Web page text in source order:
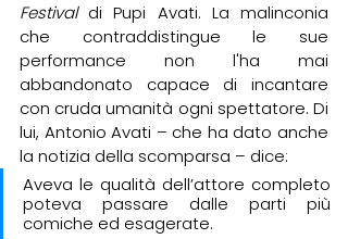
Festival di Pupi Avati. La malinconia
che contraddistingue le sue
performance non l'ha mai
abbandonato capace di incantare
con cruda umanità ogni spettatore. Di
lui, Antonio Avati – che ha dato anche
la notizia della scomparsa – dice:
Aveva le qualità dell’attore completo
poteva passare dalle parti più
comiche ed esagerate.